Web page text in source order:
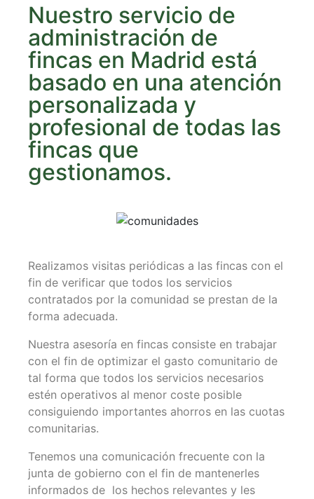
Nuestro servicio de
administración de
fincas en Madrid está
basado en una atención
personalizada y
profesional de todas las
fincas que
gestionamos.
Realizamos visitas periódicas a las fincas con el
fin de verificar que todos los servicios
contratados por la comunidad se prestan de la
forma adecuada.
Nuestra asesoría en fincas consiste en trabajar
con el fin de optimizar el gasto comunitario de
tal forma que todos los servicios necesarios
estén operativos al menor coste posible
consiguiendo importantes ahorros en las cuotas
comunitarias.
Tenemos una comunicación frecuente con la
junta de gobierno con el fin de mantenerles
informados de los hechos relevantes y les